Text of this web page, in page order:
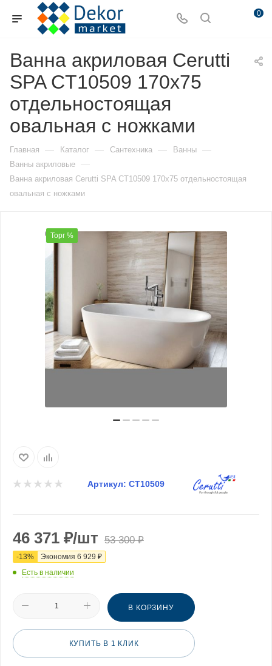
0
Ванна акриловая Cerutti
SPA CT10509 170х75
отдельностоящая
овальная с ножками
Главная — Каталог — Сантехника — Ванны —
Ванны акриловые —
Ванна акриловая Cerutti SPA CT10509 170х75 отдельностоящая
овальная с ножками
Торг %
Артикул: CT10509
46 371 ₽/шт 53 300₽
-13% Экономия 6 929 ₽
Есть в наличии
В КОРЗИНУ
КУПИТЬ В 1 КЛИК